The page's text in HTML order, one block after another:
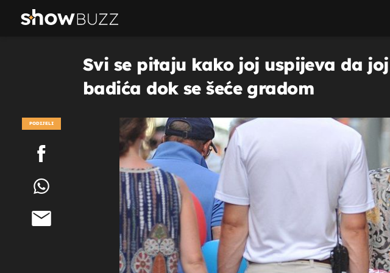
Svi se pitaju kako joj uspijeva da
badića dok se šeće gradom
PODIJELI
POGLEDAJ